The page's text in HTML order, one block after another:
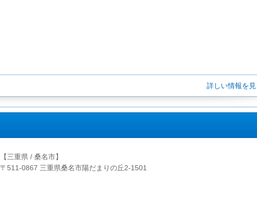
詳しい情報を
【三重県 / 桑名市】
〒511-0867 三重県桑名市陽だまりの丘2-1501